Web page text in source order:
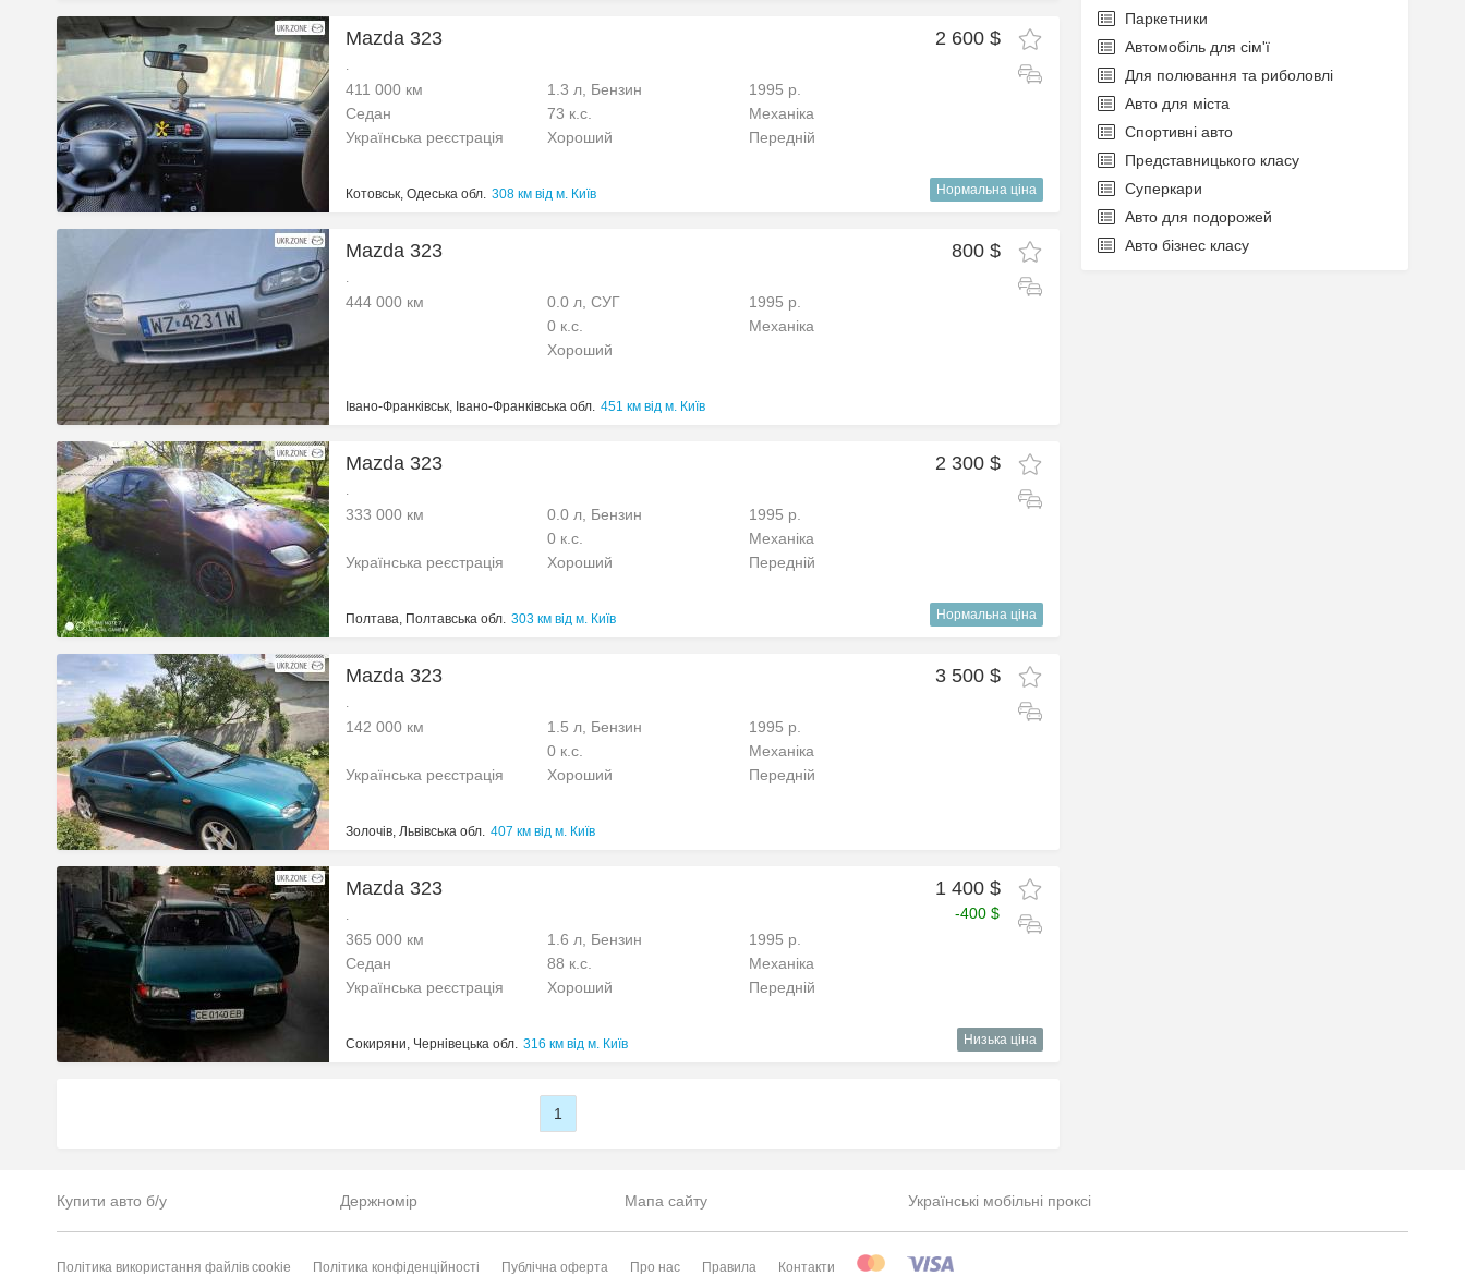
Mazda 323 2 600 $
.
411 000 км 1.3 л, Бензин
1995 р.
Седан
73 к.с.
Механіка
Українська реєстрація
Хороший Передній
Котовськ, Одеська обл. 308 км від м. Київ Нормальна ціна
Mazda 323 800 $
.
444 000 км 0.0 л, СУГ
1995 р.
0 к.с.
Механіка
Хороший
Івано-Франківськ, Івано-Франківська обл. 451 км від м. Київ
Mazda 323 2 300 $
.
333 000 км 0.0 л, Бензин
1995 р.
0 к.с.
Механіка
Українська реєстрація
Хороший Передній
Полтава, Полтавська обл. 303 км від м. Київ Нормальна ціна
Mazda 323 3 500 $
.
142 000 км 1.5 л, Бензин
1995 р.
0 к.с.
Механіка
Українська реєстрація
Хороший Передній
Золочів, Львівська обл. 407 км від м. Київ
Mazda 323 1 400 $
-400 $
.
365 000 км 1.6 л, Бензин
1995 р.
Седан
88 к.с.
Механіка
Українська реєстрація
Хороший Передній
Сокиряни, Чернівецька обл. 316 км від м. Київ Низька ціна
1
Паркетники
Автомобіль для сім'ї
Для полювання та риболовлі
Авто для міста
Спортивні авто
Представницького класу
Суперкари
Авто для подорожей
Авто бізнес класу
Купити авто б/у Держномір Мапа сайту Українські мобільні проксі
Політика використання файлів cookie Політика конфіденційності Публічна оферта Про нас Правила Контакти